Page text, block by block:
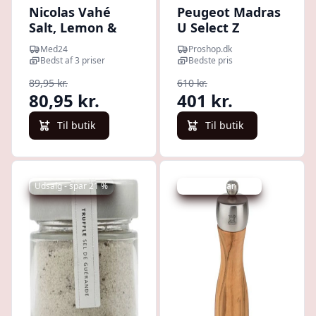
Nicolas Vahé
Salt, Lemon &
Thyme - 320 g.
Med24
Bedst af 3 priser
89,95 kr.
80,95 kr.
Til butik
Peugeot Madras
U Select Z
saltkværn
rustfrit
21cm
Proshop.dk
Bedste pris
610 kr.
401 kr.
Til butik
Udsalg - spar 21 % Udsalg - spar 10 %